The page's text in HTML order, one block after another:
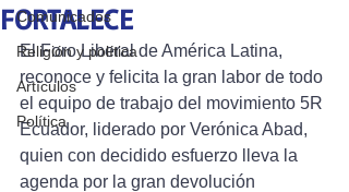
Comunicados
Religión y política
Artículos
Política
FORTALECE
El Foro Liberal de América Latina,
reconoce y felicita la gran labor de todo
el equipo de trabajo del movimiento 5R
Ecuador, liderado por Verónica Abad,
quien con decidido esfuerzo lleva la
agenda por la gran devolución